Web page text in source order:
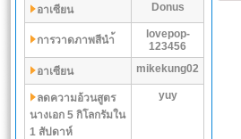
อาเซียน Donus
การวาดภาพสีนำ้
lovepop-
123456
อาเซียน
mikekung02
ลดความอ้วนสูตร
นางเอก 5 กิโลกรัมใน
1 สัปดาห์
yuy